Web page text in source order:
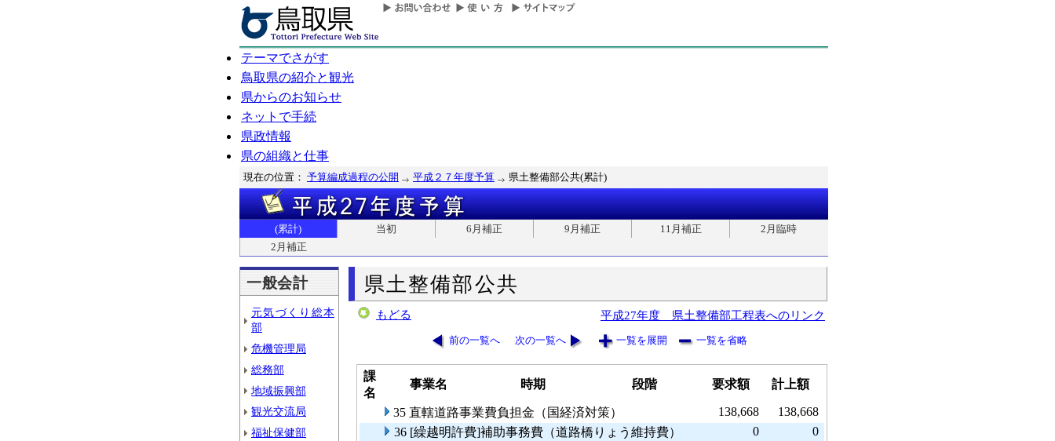
テーマでさがす
鳥取県の紹介と観光
県からのお知らせ
ネットで手続
県政情報
県の組織と仕事
現在の位置： 予算編成過程の公開 平成２７年度予算 県土整備部公共(累計)
(累計) 当初 6月補正 9月補正 11月補正
2月臨時
2月補正
一般会計
元気づくり総本
部
危機管理局
総務部
地域振興部
観光交流局
福祉保健部
県土整備部公共
もどる 平成27年度 県土整備部工程表へのリンク
前の一覧へ 次の一覧へ 一覧を展開 一覧を省略
課
名
事業名 時期 段階 要求額 計上額
35 直轄道路事業費負担金（国経済対策） 138,668
138,668
36 [繰越明許費]補助事務費（道路橋りょう維持費）
0 0